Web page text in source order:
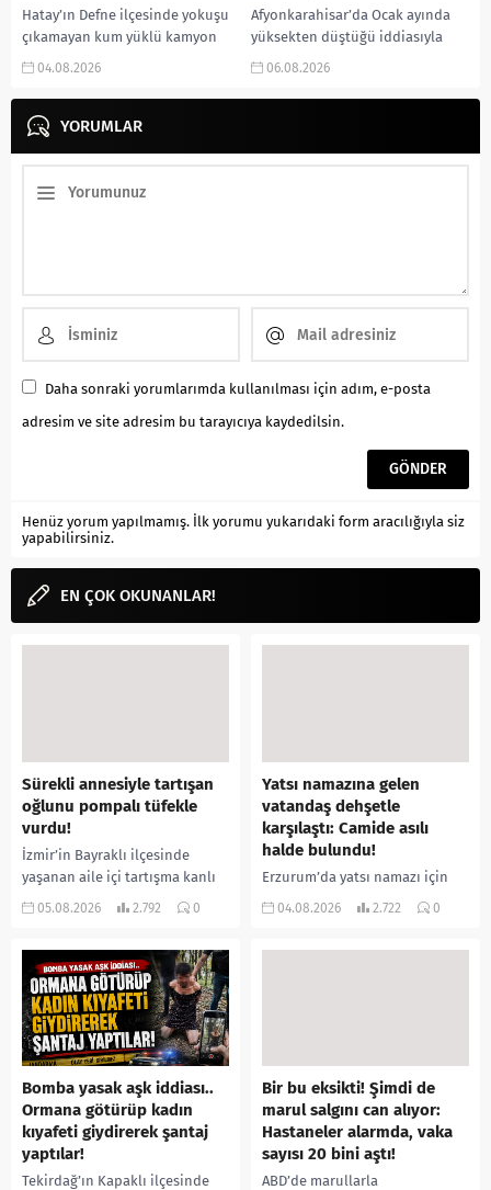
Hatay’ın Defne ilçesinde yokuşu
çıkamayan kum yüklü kamyon
geri kayarak bir apartmanın
toplayan 65 yaşındaki Sakine...
04.08.2026
Afyonkarahisar’da Ocak ayında
yüksekten düştüğü iddiasıyla
hastaneye kaldırıldıktan sonra
Y.E.Y.’nin ölümünün cinayet
06.08.2026
YORUMLAR
Daha sonraki yorumlarımda kullanılması için adım, e-posta
adresim ve site adresim bu tarayıcıya kaydedilsin.
Henüz yorum yapılmamış. İlk yorumu yukarıdaki form aracılığıyla siz
yapabilirsiniz.
EN ÇOK OKUNANLAR!
Sürekli annesiyle tartışan
oğlunu pompalı tüfekle
vurdu!
İzmir’in Bayraklı ilçesinde
yaşanan aile içi tartışma kanlı
bitti. İddiaya göre, uzun süredir
05.08.2026 2.792 0
Yatsı namazına gelen
vatandaş dehşetle
karşılaştı: Camide asılı
halde bulundu!
Erzurum’da yatsı namazı için
camiye gelen bir vatandaş,
04.08.2026 2.722 0
Bomba yasak aşk iddiası..
Ormana götürüp kadın
kıyafeti giydirerek şantaj
yaptılar!
Tekirdağ’ın Kapaklı ilçesinde
Bir bu eksikti! Şimdi de
marul salgını can alıyor:
Hastaneler alarmda, vaka
sayısı 20 bini aştı!
ABD’de marullarla